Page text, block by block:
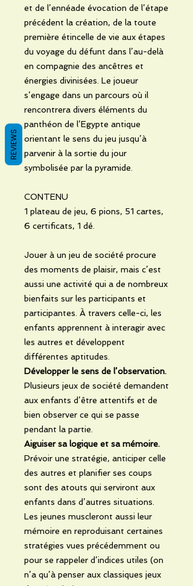
et de l’ennéade évocation de l’étape
précédent la création, de la toute
première étincelle de vie aux étapes
du voyage du défunt dans l’au-delà
en compagnie des ancêtres et
énergies divinisées. Le joueur
s’engage dans un parcours où il
rencontrera divers éléments du
panthéon de l’Egypte antique
orientant le sens du jeu jusqu’à
parvenir à la sortie du jour
symbolisée par la pyramide.
CONTENU
1 plateau de jeu, 6 pions, 51 cartes,
6 certificats, 1 dé.
Jouer à un jeu de société procure
des moments de plaisir, mais c’est
aussi une activité qui a de nombreux
bienfaits sur les participants et
participantes. À travers celle-ci, les
enfants apprennent à interagir avec
les autres et développent
différentes aptitudes.
Développer le sens de l’observation.
Plusieurs jeux de société demandent
aux enfants d’être attentifs et de
bien observer ce qui se passe
pendant la partie.
Aiguiser sa logique et sa mémoire.
Prévoir une stratégie, anticiper celle
des autres et planifier ses coups
sont des atouts qui serviront aux
enfants dans d’autres situations.
Les jeunes muscleront aussi leur
mémoire en reproduisant certaines
stratégies vues précédemment ou
pour se rappeler d’indices utiles (on
n’a qu’à penser aux classiques jeux
REVIEWS